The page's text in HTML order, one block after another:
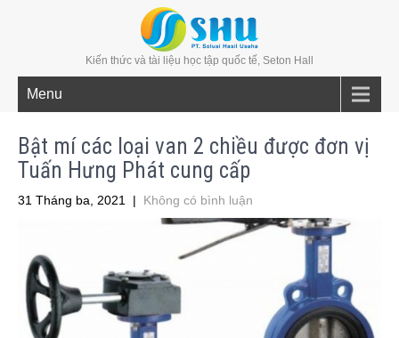
Kiến thức và tài liệu học tập quốc tế, Seton Hall
Menu
Bật mí các loại van 2 chiều được đơn vị
Tuấn Hưng Phát cung cấp
31 Tháng ba, 2021 | Không có bình luận